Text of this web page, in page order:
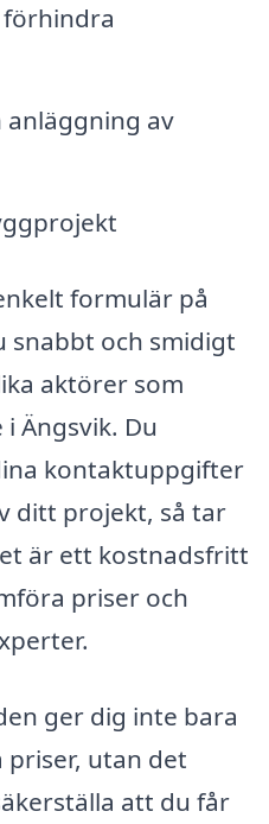
anläggning av
formulär på
snabbt och smidigt
aktörer som
Ängsvik. Du
kontaktuppgifter
ditt projekt, så tar
är ett kostnadsfritt
priser och
ger dig inte bara
utan det
att du får